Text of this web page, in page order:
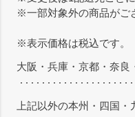
※一部対象外の商品がご
※表示価格は税込です。
大阪・兵庫・京都・奈良
上記以外の本州・四国・